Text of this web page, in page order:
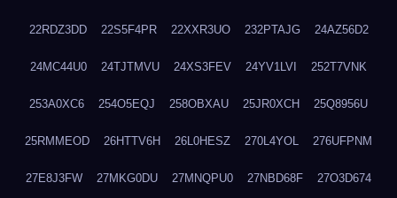
22RDZ3DD 22S5F4PR 22XXR3UO 232PTAJG 24AZ56D2
24MC44U0 24TJTMVU 24XS3FEV 24YV1LVI 252T7VNK
253A0XC6 254O5EQJ 258OBXAU 25JR0XCH 25Q8956U
25RMMEOD 26HTTV6H 26L0HESZ 270L4YOL 276UFPNM
27E8J3FW 27MKG0DU 27MNQPU0 27NBD68F 27O3D674